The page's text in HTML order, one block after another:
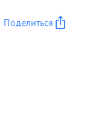
Поделиться